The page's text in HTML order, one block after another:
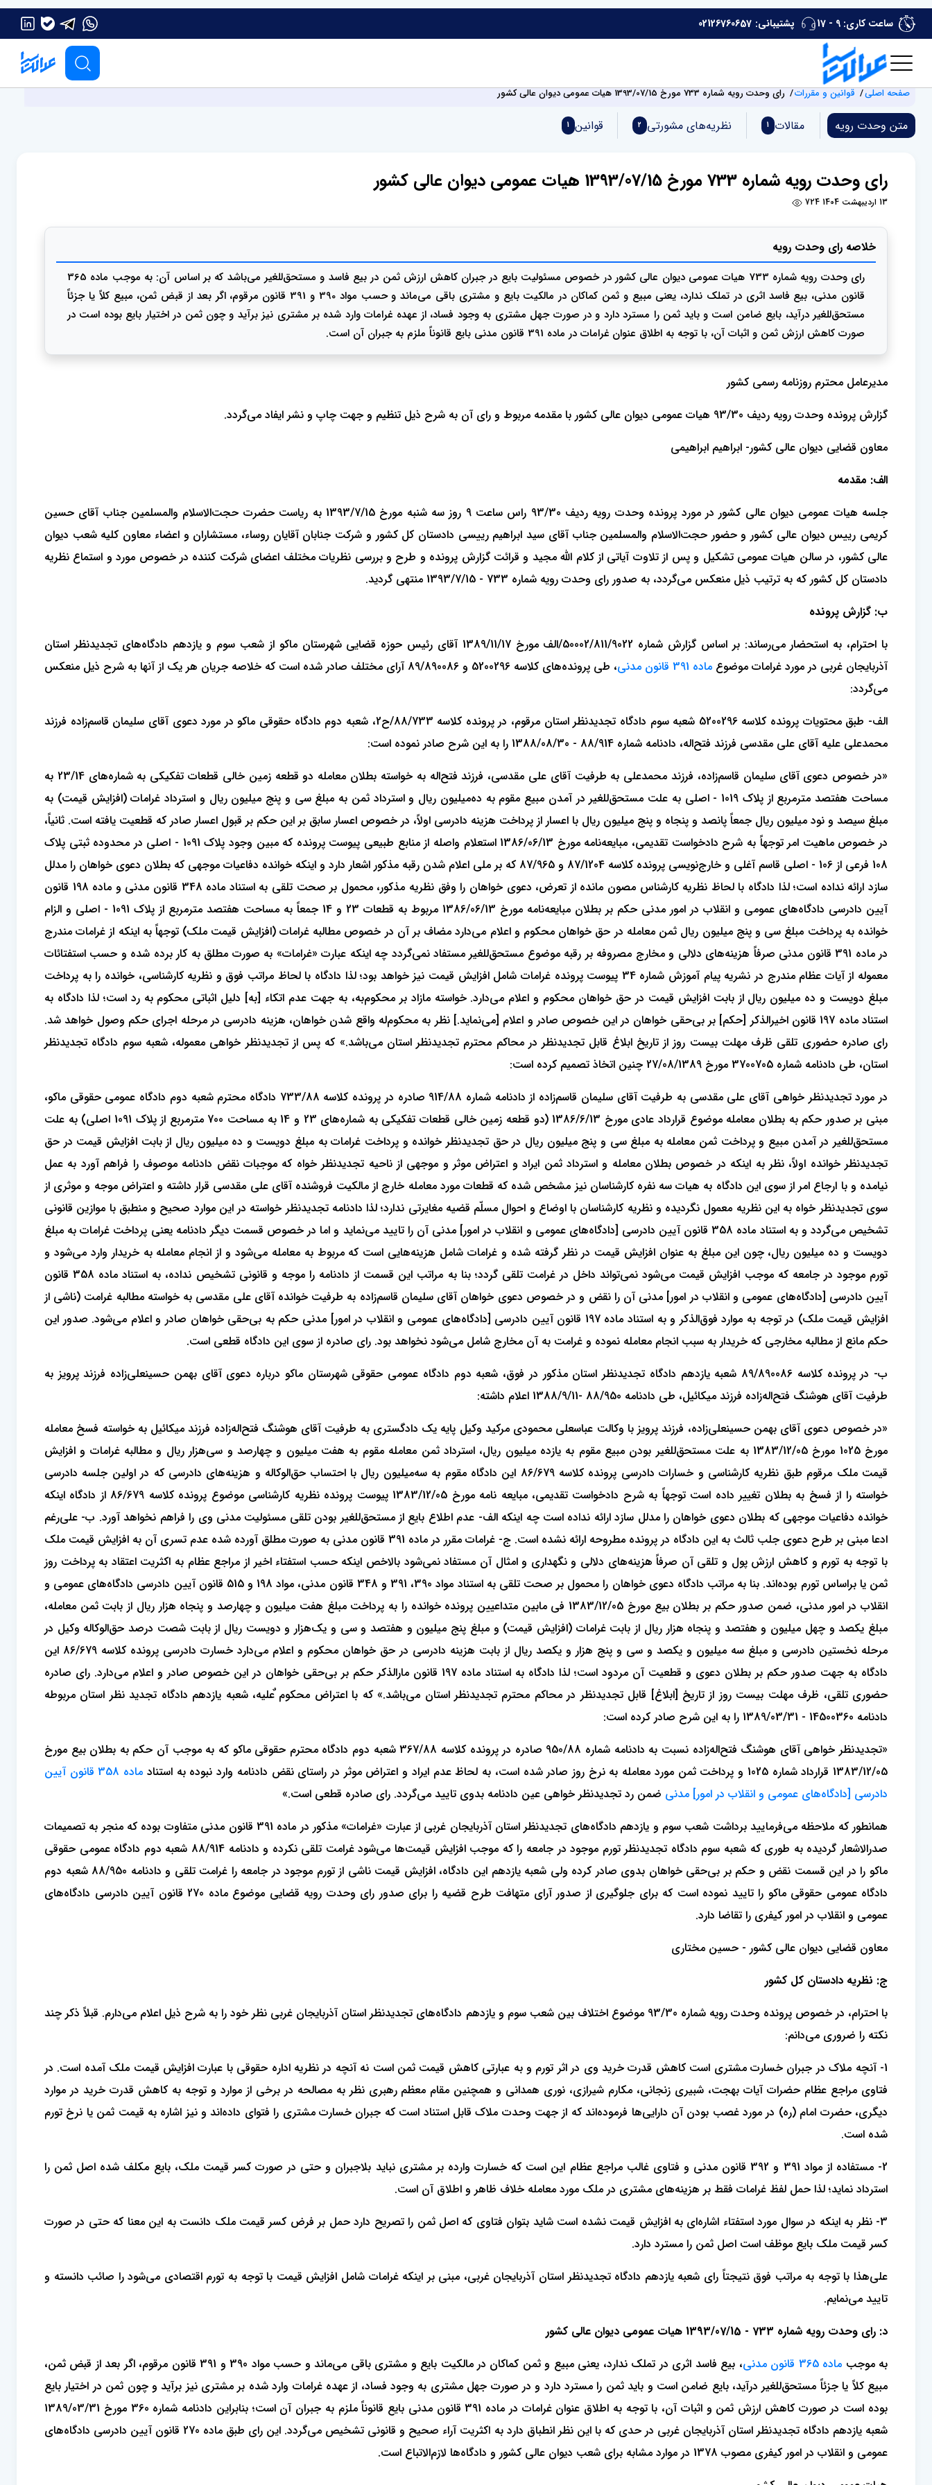
ساعت کاری: 9 - 17 02126760657
صفحه اصلی قوانین و مقررات رای وحدت رویه شماره 733 مورخ 1393/07/15 هیات‌ عمومی دیوان ‌عالی ‌کشور
متن وحدت رویه مقالات 1 نظریه‌های مشورتی 2 قوانین 1
رای وحدت رویه شماره 733 مورخ 1393/07/15 هیات‌ عمومی دیوان ‌عالی ‌کشور
13 اردیبهشت 1404 724
خلاصه رای وحدت رویه
رای وحدت رویه شماره 733 هیات عمومی دیوان عالی کشور در خصوص مسئولیت بایع در جبران کاهش ارزش ثمن در بیع فاسد و مستحق‌للغیر می‌باشد که بر اساس آن: به موجب ماده 365
قانون مدنی، بیع فاسد اثری در تملک ندارد، یعنی مبیع و ثمن کماکان در مالکیت بایع و مشتری باقی می‌ماند و حسب مواد 390 و 391 قانون مرقوم، اگر بعد از قبض ثمن، مبیع کلاً یا جزئاً
مستحق‌للغیر درآید، بایع ضامن است و باید ثمن را مسترد دارد و در صورت جهل مشتری به وجود فساد، از عهده غرامات وارد شده بر مشتری نیز برآید و چون ثمن در اختیار بایع بوده است در
صورت کاهش ارزش ثمن و اثبات آن، با توجه به اطلاق عنوان غرامات در ماده 391 قانون مدنی بایع قانوناً ملزم به جبران آن است.
مدیرعامل محترم روزنامه رسمی کشور
گزارش پرونده وحدت رویه ردیف 93/30 هیات عمومی دیوان عالی کشور با مقدمه مربوط و رای آن به شرح ذیل تنظیم و جهت چاپ و نشر ایفاد می‌گردد.
معاون قضایی دیوان عالی کشور- ابراهیم ابراهیمی
الف: مقدمه
جلسه هیات عمومی دیوان عالی کشور در مورد پرونده وحدت رویه ردیف 93/30 راس ساعت 9 روز سه‌ شنبه مورخ 1393/7/15 به ریاست حضرت حجت‌الاسلام والمسلمین جناب آقای حسین
کریمی رییس دیوان عالی کشور و حضور حجت‌الاسلام والمسلمین جناب آقای سید ابراهیم رییسی دادستان کل کشور و شرکت جنابان آقایان روساء، مستشاران و اعضاء معاون کلیه شعب دیوان
عالی کشور، در سالن هیات عمومی تشکیل و پس از تلاوت آیاتی از کلام الله مجید و قرائت گزارش پرونده و طرح و بررسی نظریات مختلف اعضای شرکت‌ کننده در خصوص مورد و استماع نظریه
دادستان کل کشور که به ترتیب ذیل منعکس می‌گردد، به صدور رای وحدت رویه شماره 733 - 1393/7/15 منتهی گردید.
ب: گزارش پرونده
با احترام، به استحضار می‌رساند: بر اساس گزارش شماره 50002/811/9022/الف مورخ 1389/11/17 آقای رئیس حوزه قضایی شهرستان ماکو از شعب سوم و یازدهم دادگاه‌های تجدیدنظر استان
آذربایجان غربی در مورد غرامات موضوع ماده 391 قانون مدنی
، طی پرونده‌های کلاسه 5200296 و 89/890086 آرای مختلف صادر شده است که خلاصه جریان هر یک از آنها به شرح ذیل منعکس
می‌گردد:
الف- طبق محتویات پرونده کلاسه 5200296 شعبه سوم دادگاه تجدیدنظر استان مرقوم، در پرونده کلاسه 88/733/ح2، شعبه دوم دادگاه حقوقی ماکو در مورد دعوی آقای سلیمان قاسم‌زاده فرزند
محمدعلی علیه آقای علی مقدسی فرزند فتح‌اله، دادنامه شماره 88/914 - 1388/08/30 را به این شرح صادر نموده است:
«در خصوص دعوی آقای سلیمان قاسم‌زاده، فرزند محمدعلی به طرفیت آقای علی مقدسی، فرزند فتح‌اله به خواسته بطلان معامله دو قطعه زمین خالی قطعات تفکیکی به شماره‌های 23/14 به
مساحت هفتصد مترمربع از پلاک 1019 - اصلی به علت مستحق‌للغیر در آمدن مبیع مقوم به ده‌میلیون ریال و استرداد ثمن به مبلغ سی و پنج میلیون ریال و استرداد غرامات (افزایش قیمت) به
مبلغ سیصد و نود میلیون ریال جمعاً پانصد و پنجاه و پنج میلیون ریال با اعسار از پرداخت هزینه دادرسی اولاً، در خصوص اعسار سابق بر این حکم بر قبول اعسار صادر که قطعیت یافته است. ثانیاً،
در خصوص ماهیت امر توجهاً به شرح دادخواست تقدیمی، مبایعه‌نامه مورخ 1386/06/13 استعلام واصله از منابع طبیعی پیوست پرونده که مبین وجود پلاک 1091 - اصلی در محدوده ثبتی پلاک
108 فرعی از 106 - اصلی قاسم آغلی و خارج‌نویسی پرونده کلاسه 87/1204 و 87/965 که بر ملی اعلام شدن رقبه مذکور اشعار دارد و اینکه خوانده دفاعیات موجهی که بطلان دعوی خواهان را مدلل
سازد ارائه نداده است؛ لذا دادگاه با لحاظ نظریه کارشناس مصون مانده از تعرض، دعوی خواهان را وفق نظریه مذکور، محمول بر صحت تلقی به استناد ماده 348 قانون مدنی و ماده 198 قانون
آیین دادرسی دادگاه‌های عمومی و انقلاب در امور مدنی حکم بر بطلان مبایعه‌‌نامه مورخ 1386/06/13 مربوط به قطعات 23 و 14 جمعاً به مساحت هفتصد مترمربع از پلاک 1091 - اصلی و الزام
خوانده به پرداخت مبلغ سی و پنج میلیون ریال ثمن معامله در حق خواهان محکوم و اعلام می‌دارد مضاف بر آن در خصوص مطالبه غرامات (افزایش قیمت ملک) توجهاً به اینکه از غرامات مندرج
در ماده 391 قانون مدنی صرفاً هزینه‌های دلالی و مخارج مصروفه بر رقبه موضوع مستحق‌للغیر مستفاد نمی‌گردد چه اینکه عبارت «غرامات» به صورت مطلق به کار برده شده و حسب استفتائات
معموله از آیات عظام مندرج در نشریه پیام آموزش شماره 34 پیوست پرونده غرامات شامل افزایش قیمت نیز خواهد بود؛ لذا دادگاه با لحاظ مراتب فوق و نظریه کارشناسی، خوانده را به پرداخت
مبلغ دویست و ده میلیون ریال از بابت افزایش قیمت در حق خواهان محکوم و اعلام می‌‌دارد. خواسته مازاد بر محکوم‌به، به جهت عدم اتکاء [به] دلیل اثباتی محکوم به رد است؛ لذا دادگاه به
استناد ماده 197 قانون اخیرالذکر [حکم] بر بی‌حقی خواهان در این خصوص صادر و اعلام [می‌نماید.] نظر به محکوم‌له واقع شدن خواهان، هزینه دادرسی در مرحله اجرای حکم وصول خواهد شد.
رای صادره حضوری تلقی ظرف مهلت بیست روز از تاریخ ابلاغ قابل تجدیدنظر در محاکم محترم تجدیدنظر استان می‌باشد.» که پس از تجدیدنظر خواهی معموله، شعبه سوم دادگاه تجدیدنظر
استان، طی دادنامه شماره 3700705 مورخ 27/08/1389 چنین اتخاذ تصمیم کرده است:
در مورد تجدیدنظر خواهی آقای علی مقدسی به طرفیت آقای سلیمان قاسم‌زاده از دادنامه شماره 914/88 صادره در پرونده کلاسه 733/88 دادگاه محترم شعبه دوم دادگاه عمومی حقوقی ماکو،
مبنی بر صدور حکم به بطلان معامله موضوع قرارداد عادی مورخ 1386/6/13 (دو قطعه زمین خالی قطعات تفکیکی به شماره‌های 23 و 14 به مساحت 700 مترمربع از پلاک 1091 اصلی) به علت
مستحق‌للغیر در آمدن مبیع و پرداخت ثمن معامله به مبلغ سی و پنج میلیون ریال در حق تجدیدنظر خوانده و پرداخت غرامات به مبلغ دویست و ده میلیون ریال از بابت افزایش قیمت در حق
تجدیدنظر خوانده اولاً، نظر به اینکه در خصوص بطلان معامله و استرداد ثمن ایراد و اعتراض موثر و موجهی از ناحیه تجدیدنظر خواه که موجبات نقض دادنامه موصوف را فراهم آورد به عمل
نیامده و با ارجاع امر از سوی این دادگاه به هیات سه نفره کارشناسان نیز مشخص شده که قطعات مورد معامله خارج از مالکیت فروشنده آقای علی مقدسی قرار داشته و اعتراض موجه و موثری از
سوی تجدیدنظر خواه به این نظریه معمول نگردیده و نظریه کارشناسان با اوضاع و احوال مسلّم قضیه مغایرتی ندارد؛ لذا دادنامه تجدیدنظر خواسته در این موارد صحیح و منطبق با موازین قانونی
تشخیص می‌گردد و به استناد ماده 358 قانون آیین دادرسی [دادگاه‌های عمومی و انقلاب در امور] مدنی آن را تایید می‌نماید و اما در خصوص قسمت دیگر دادنامه یعنی پرداخت غرامات به مبلغ
دویست و ده میلیون ریال، چون این مبلغ به عنوان افزایش قیمت در نظر گرفته شده و غرامات شامل هزینه‌هایی است که مربوط به معامله می‌شود و از انجام معامله به خریدار وارد می‌شود و
تورم موجود در جامعه که موجب افزایش قیمت می‌شود نمی‌تواند داخل در غرامت تلقی گردد؛ بنا به مراتب این قسمت از دادنامه را موجه و قانونی تشخیص نداده، به استناد ماده 358 قانون
آیین دادرسی [دادگاه‌های عمومی و انقلاب در امور] مدنی آن را نقض و در خصوص دعوی خواهان آقای سلیمان قاسم‌زاده به طرفیت خوانده آقای علی مقدسی به خواسته مطالبه غرامت (ناشی از
افزایش قیمت ملک) در توجه به موارد فوق‌الذکر و به استناد ماده 197 قانون آیین دادرسی [دادگاه‌های عمومی و انقلاب در امور] مدنی حکم به بی‌حقی خواهان صادر و اعلام می‌شود. صدور این
حکم مانع از مطالبه مخارجی که خریدار به سبب انجام معامله نموده و غرامت به آن مخارج شامل می‌شود نخواهد بود. رای صادره از سوی این دادگاه قطعی است.
ب- در پرونده کلاسه 89/890086 شعبه یازدهم دادگاه تجدیدنظر استان مذکور در فوق، شعبه دوم دادگاه عمومی حقوقی شهرستان ماکو درباره دعوی آقای بهمن حسینعلی‌زاده فرزند پرویز به
طرفیت آقای هوشنگ فتح‌اله‌زاده فرزند میکائیل، طی دادنامه 88/950 -1388/9/11 اعلام داشته:
«در خصوص دعوی آقای بهمن حسینعلی‌زاده، فرزند پرویز با وکالت عباسعلی محمودی مرکید وکیل پایه یک دادگستری به طرفیت آقای هوشنگ فتح‌اله‌زاده فرزند میکائیل به خواسته فسخ معامله
مورخ 1025 مورخ 1383/12/05 به علت مستحق‌للغیر بودن مبیع مقوم به یازده میلیون ریال، استرداد ثمن معامله مقوم به هفت میلیون و چهارصد و سی‌هزار ریال و مطالبه غرامات و افزایش
قیمت ملک مرقوم طبق نظریه کارشناسی و خسارات دادرسی پرونده کلاسه 86/679 این دادگاه مقوم به سه‌میلیون ریال با احتساب حق‌الوکاله و هزینه‌های دادرسی که در اولین جلسه دادرسی
خواسته را از فسخ به بطلان تغییر داده است توجهاً به شرح دادخواست تقدیمی، مبایعه‌ نامه مورخ 1383/12/05 پیوست پرونده نظریه کارشناسی موضوع پرونده کلاسه 86/679 از دادگاه اینکه
خوانده دفاعیات موجهی که بطلان دعوی خواهان را مدلل سازد ارائه نداده است چه اینکه الف- عدم اطلاع بایع از مستحق‌‌للغیر بودن تلقی مسئولیت مدنی وی را فراهم نخواهد آورد. ب- علی‌رغم
ادعا مبنی بر طرح دعوی جلب ثالث به این دادگاه در پرونده مطروحه ارائه نشده است. ج- غرامات مقرر در ماده 391 قانون مدنی به صورت مطلق آورده شده عدم تسری آن به افزایش قیمت ملک
با توجه به تورم و کاهش ارزش پول و تلقی آن صرفاً هزینه‌های دلالی و نگهداری و امثال آن مستفاد نمی‌شود بالاخص اینکه حسب استفتاء اخیر از مراجع عظام به اکثریت اعتقاد به پرداخت روز
ثمن یا براساس تورم بوده‌اند. بنا به مراتب دادگاه دعوی خواهان را محمول بر صحت تلقی به استناد مواد 390، 391 و 348 قانون مدنی، مواد 198 و 515 قانون آیین دادرسی دادگاه‌های عمومی و
انقلاب در امور مدنی، ضمن صدور حکم بر بطلان بیع مورخ 1383/12/05 فی مابین متداعیین پرونده خوانده را به پرداخت مبلغ هفت میلیون و چهارصد و پنجاه هزار ریال از بابت ثمن معامله،
مبلغ یکصد و چهل میلیون و هفتصد و پنجاه هزار ریال از بابت غرامات (افزایش قیمت) و مبلغ پنج میلیون و هفتصد و سی و یک‌هزار و دویست ریال از بابت شصت درصد حق‌الوکاله وکیل در
مرحله نخستین دادرسی و مبلغ سه میلیون و یکصد و سی و پنج هزار و یکصد ریال از بابت هزینه دادرسی در حق خواهان محکوم و اعلام می‌دارد خسارت دادرسی پرونده کلاسه 86/679 این
دادگاه به جهت صدور حکم بر بطلان دعوی و قطعیت آن مردود است؛ لذا دادگاه به استناد ماده 197 قانون مارالذکر حکم بر بی‌حقی خواهان در این خصوص صادر و اعلام می‌دارد. رای صادره
حضوری تلقی، ظرف مهلت بیست روز از تاریخ [ابلاغ] قابل تجدیدنظر در محاکم محترم تجدیدنظر استان می‌باشد.» که با اعتراض محکوم ٌعلیه، شعبه یازدهم دادگاه تجدید نظر استان مربوطه
دادنامه 14500360 - 1389/03/31 را به این شرح صادر کرده است:
«تجدیدنظر خواهی آقای هوشنگ فتح‌اله‌زاده نسبت به دادنامه شماره 950/88 صادره در پرونده کلاسه 367/88 شعبه دوم دادگاه محترم حقوقی ماکو که به موجب آن حکم به بطلان بیع مورخ
1383/12/05 قرارداد شماره 1025 و پرداخت ثمن مورد معامله به نرخ روز صادر شده است، به لحاظ عدم ایراد و اعتراض موثر در راستای نقض دادنامه وارد نبوده به استناد
ماده 358 قانون آیین
دادرسی [دادگاه‌های عمومی و انقلاب در امور] مدنی ضمن رد تجدیدنظر خواهی عین دادنامه بدوی تایید می‌گردد. رای صادره قطعی است.»
همانطور که ملاحظه می‌فرمایید برداشت شعب سوم و یازدهم دادگاه‌های تجدیدنظر استان آذربایجان غربی از عبارت «غرامات» مذکور در ماده 391 قانون مدنی متفاوت بوده که منجر به تصمیمات
صدرالاشعار گردیده به طوری که شعبه سوم دادگاه تجدیدنظر تورم موجود در جامعه را که موجب افزایش قیمت‌ها می‌شود غرامت تلقی نکرده و دادنامه 88/914 شعبه دوم دادگاه عمومی حقوقی
ماکو را در این قسمت نقض و حکم بر بی‌حقی خواهان بدوی صادر کرده ولی شعبه یازدهم این دادگاه، افزایش قیمت ناشی از تورم موجود در جامعه را غرامت تلقی و دادنامه 88/950 شعبه دوم
دادگاه عمومی حقوقی ماکو را تایید نموده است که برای جلوگیری از صدور آرای متهافت طرح قضیه را برای صدور رای وحدت رویه قضایی موضوع ماده 270 قانون آیین دادرسی دادگاه‌های
عمومی و انقلاب در امور کیفری را تقاضا دارد.
معاون قضایی دیوان عالی کشور - حسین مختاری
ج: نظریه دادستان کل کشور
با احترام، در خصوص پرونده وحدت رویه شماره 93/30 موضوع اختلاف بین شعب سوم و یازدهم دادگاه‌های تجدیدنظر استان آذربایجان غربی نظر خود را به شرح ذیل اعلام می‌دارم. قبلاً ذکر چند
نکته را ضروری می‌دانم:
1- آنچه ملاک در جبران خسارت مشتری است کاهش قدرت خرید وی در اثر تورم و به عبارتی کاهش قیمت ثمن است نه آنچه در نظریه اداره حقوقی با عبارت افزایش قیمت ملک آمده است. در
فتاوی مراجع عظام حضرات آیات بهجت، شبیری زنجانی، مکارم شیرازی، نوری همدانی و همچنین مقام معظم رهبری نظر به مصالحه در برخی از موارد و توجه به کاهش قدرت خرید در موارد
دیگری، حضرت امام (ره) در مورد غصب بودن آن دارایی‌ها فرموده‌اند که از جهت وحدت ملاک قابل استناد است که جبران خسارت مشتری را فتوای داده‌اند و نیز اشاره به قیمت ثمن یا نرخ تورم
شده است.
2- مستفاده از مواد 391 و 392 قانون مدنی و فتاوی غالب مراجع عظام این است که خسارت وارده بر مشتری نباید بلاجبران و حتی در صورت کسر قیمت ملک، بایع مکلف شده اصل ثمن را
استرداد نماید؛ لذا حمل لفظ غرامات فقط بر هزینه‌های مشتری در ملک مورد معامله خلاف ظاهر و اطلاق آن است.
3- نظر به اینکه در سوال مورد استفتاء اشاره‌ای به افزایش قیمت نشده است شاید بتوان فتاوی که اصل ثمن را تصریح دارد حمل بر فرض کسر قیمت ملک دانست به این معنا که حتی در صورت
کسر قیمت ملک بایع موظف است اصل ثمن را مسترد دارد.
علی‌هذا با توجه به مراتب فوق نتیجتاً رای شعبه یازدهم دادگاه تجدیدنظر استان آذربایجان غربی، مبنی بر اینکه غرامات شامل افزایش قیمت با توجه به تورم اقتصادی می‌شود را صائب دانسته و
تایید می‌نمایم.
د: رای وحدت رویه شماره 733 - 1393/07/15 هیات عمومی دیوان عالی کشور
به موجب ماده 365 قانون مدنی
، بیع فاسد اثری در تملک ندارد، یعنی مبیع و ثمن کماکان در مالکیت بایع و مشتری باقی می‌ماند و حسب مواد 390 و 391 قانون مرقوم، اگر بعد از قبض ثمن،
مبیع کلاً یا جزئاً مستحق‌للغیر درآید، بایع ضامن است و باید ثمن را مسترد دارد و در صورت جهل مشتری به وجود فساد، از عهده غرامات وارد شده بر مشتری نیز برآید و چون ثمن در اختیار بایع
بوده است در صورت کاهش ارزش ثمن و اثبات آن، با توجه به اطلاق عنوان غرامات در ماده 391 قانون مدنی بایع قانوناً ملزم به جبران آن است؛ بنابراین دادنامه شماره 360 مورخ 1389/03/31
شعبه یازدهم دادگاه تجدیدنظر استان آذربایجان غربی در حدی که با این نظر انطباق دارد به اکثریت آراء صحیح و قانونی تشخیص می‌گردد. این رای طبق ماده 270 قانون آیین دادرسی دادگاه‌های
عمومی و انقلاب در امور کیفری مصوب 1378 در موارد مشابه برای شعب دیوان عالی کشور و دادگاه‌ها لازم‌الاتباع است.